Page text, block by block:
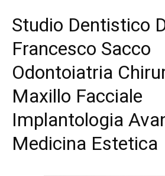
Studio Dentistico
Francesco Sacco
Odontoiatria
Maxillo Facciale
Implantologia
Medicina Estetica